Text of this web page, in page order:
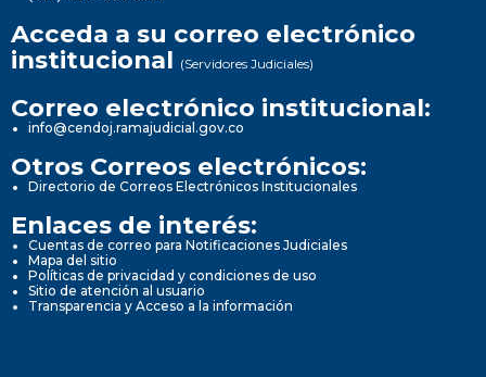
Acceda a su correo electrónico
institucional (Servidores Judiciales)
Correo electrónico institucional:
info@cendoj.ramajudicial.gov.co
Otros Correos electrónicos:
Directorio de Correos Electrónicos Institucionales
Enlaces de interés:
Cuentas de correo para Notificaciones Judiciales
Mapa del sitio
Políticas de privacidad y condiciones de uso
Sitio de atención al usuario
Transparencia y Acceso a la información